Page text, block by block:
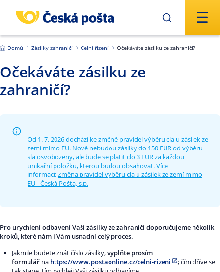
Domů Zásilky zahraničí Celní řízení Očekáváte zásilku ze zahraničí?
Očekáváte zásilku ze
zahraničí?
Od 1. 7. 2026 dochází ke změně pravidel výběru cla u zásilek ze
zemí mimo EU. Nově nebudou zásilky do 150 EUR od výběru
sla osvobozeny, ale bude se platit clo 3 EUR za každou
unikařní položku, kterou budou obsahovat. Více
informací:Změna pravidel výběru cla u zásilek ze zemí mimo
EU - Česká Pošta, s.p.
Pro urychlení odbavení Vaší zásilky ze zahraničí doporučujeme několik
kroků, které nám i Vám usnadní celý proces.
Jakmile budete znát číslo zásilky,vyplňte prosím
formulář na https://www.postaonline.cz/celni-rizeni
; čím dříve se